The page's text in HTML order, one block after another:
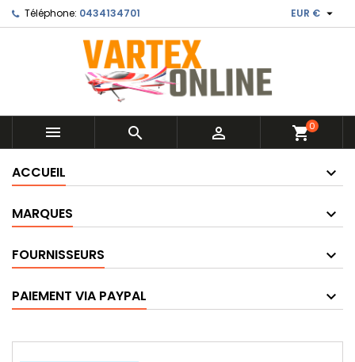
Téléphone: 0434134701 EUR € 
   shopping_cart0
ACCUEIL
MARQUES
FOURNISSEURS
PAIEMENT VIA PAYPAL